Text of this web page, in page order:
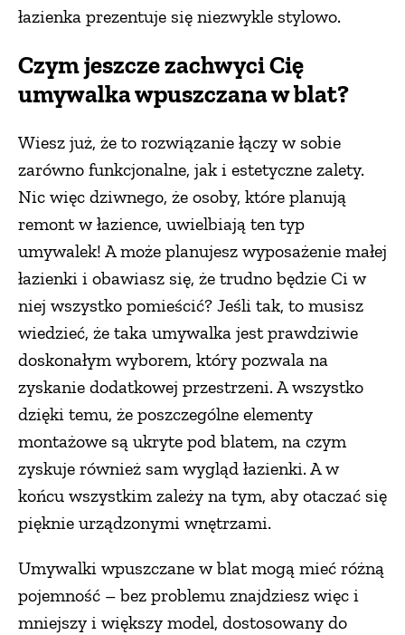
łazienka prezentuje się niezwykle stylowo.
Czym jeszcze zachwyci Cię
umywalka wpuszczana w blat?
Wiesz już, że to rozwiązanie łączy w sobie
zarówno funkcjonalne, jak i estetyczne zalety.
Nic więc dziwnego, że osoby, które planują
remont w łazience, uwielbiają ten typ
umywalek! A może planujesz wyposażenie małej
łazienki i obawiasz się, że trudno będzie Ci w
niej wszystko pomieścić? Jeśli tak, to musisz
wiedzieć, że taka umywalka jest prawdziwie
doskonałym wyborem, który pozwala na
zyskanie dodatkowej przestrzeni. A wszystko
dzięki temu, że poszczególne elementy
montażowe są ukryte pod blatem, na czym
zyskuje również sam wygląd łazienki. A w
końcu wszystkim zależy na tym, aby otaczać się
pięknie urządzonymi wnętrzami.
Umywalki wpuszczane w blat mogą mieć różną
pojemność – bez problemu znajdziesz więc i
mniejszy i większy model, dostosowany do